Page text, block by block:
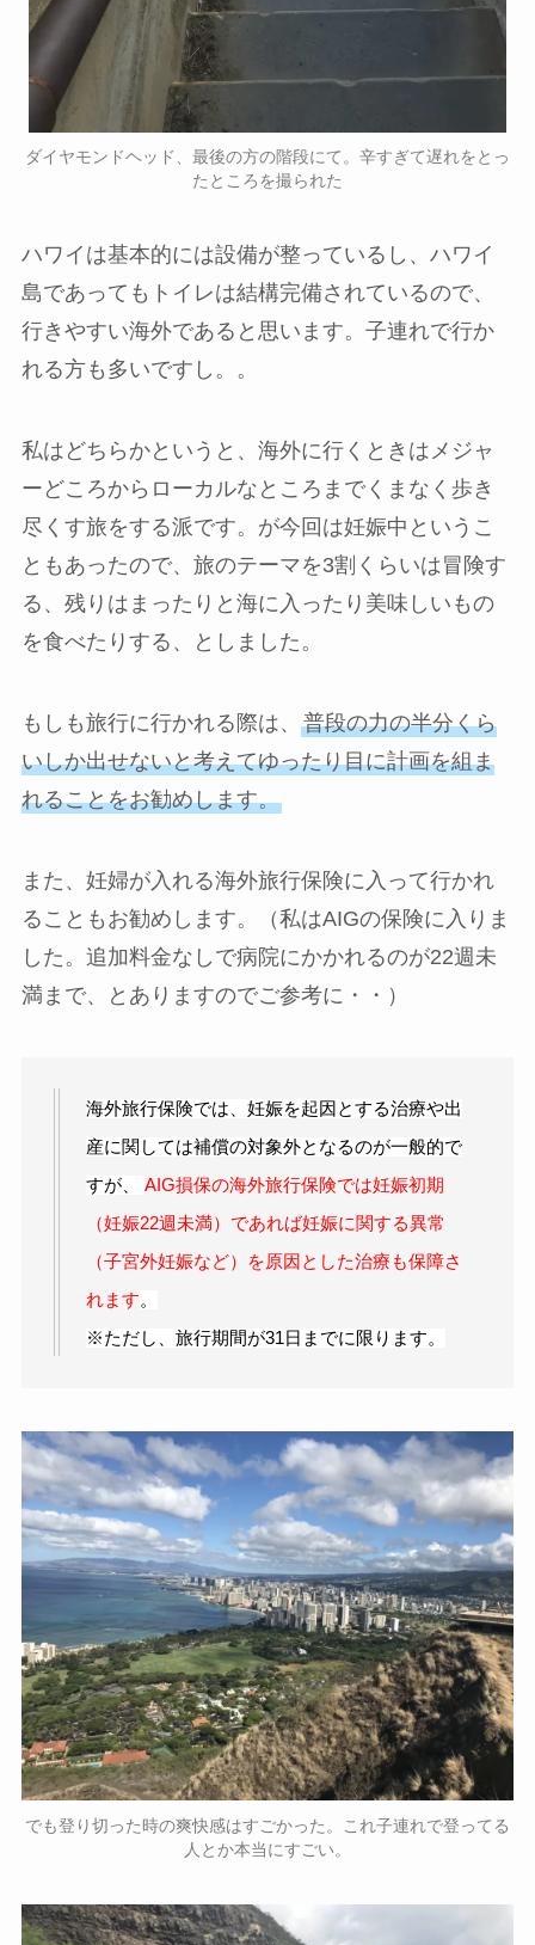
ダイヤモンドヘッド、最後の方の階段にて。辛すぎて遅れをとっ
たところを撮られた
ハワイは基本的には設備が整っているし、ハワイ
島であってもトイレは結構完備されているので、
行きやすい海外であると思います。子連れで行か
れる方も多いですし。。
私はどちらかというと、海外に行くときはメジャ
ーどころからローカルなところまでくまなく歩き
尽くす旅をする派です。が今回は妊娠中というこ
ともあったので、旅のテーマを3割くらいは冒険す
る、残りはまったりと海に入ったり美味しいもの
を食べたりする、としました。
もしも旅行に行かれる際は、 普段の力の半分くら
いしか出せないと考えてゆったり目に計画を組ま
れることをお勧めします。
また、妊婦が入れる海外旅行保険に入って行かれ
ることもお勧めします。（私はAIGの保険に入りま
した。追加料金なしで病院にかかれるのが22週未
満まで、とありますのでご参考に・・）
海外旅行保険では、妊娠を起因とする治療や出
産に関しては補償の対象外となるのが一般的で
すが、 AIG損保の海外旅行保険では妊娠初期
（妊娠22週未満）であれば妊娠に関する異常
（子宮外妊娠など）を原因とした治療も保障さ
れます。
※ただし、旅行期間が31日までに限ります。
でも登り切った時の爽快感はすごかった。これ子連れで登ってる
人とか本当にすごい。